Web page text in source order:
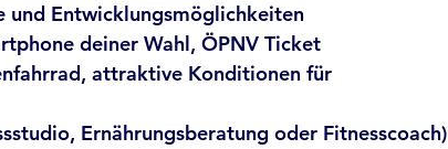
und Entwicklungsmöglichkeiten
deiner Wahl, ÖPNV Ticket
attraktive Konditionen für
Ernährungsberatung oder Fitnesscoach)